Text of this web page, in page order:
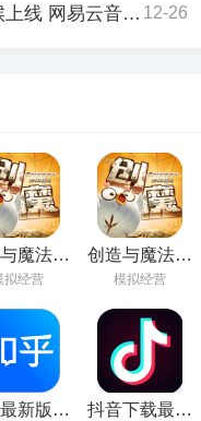
网易云音乐2024年度报告什么时候上线 网易云音乐2024年度报告上线时间一览 12-26
魔法手
最新版
拟经营
创造与魔法下
载官方版
模拟经营
新版本 抖音下载最新